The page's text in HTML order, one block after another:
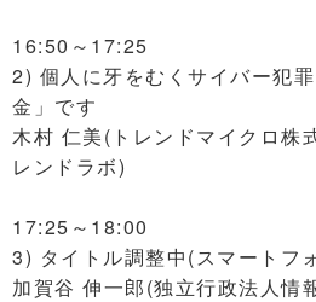
16:50～17:25
2) 個人に牙をむくサイバー犯
金」です
木村 仁美(トレンドマイクロ株
レンドラボ)
17:25～18:00
3) タイトル調整中(スマートフ
加賀谷 伸一郎(独立行政法人情